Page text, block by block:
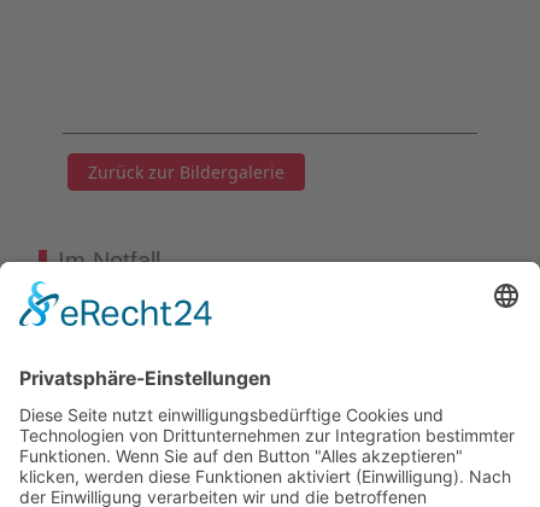
Zurück zur Bildergalerie
Im Notfall
Kontakt
Goldstraße 41